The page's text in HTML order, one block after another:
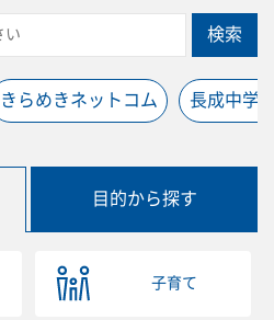
検索
きらめきネットコム 長成中学
目的から探す
子育て